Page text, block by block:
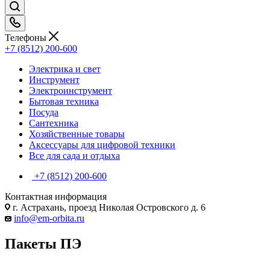
Телефоны
+7 (8512) 200-600
Электрика и свет
Инструмент
Электроинструмент
Бытовая техника
Посуда
Сантехника
Хозяйственные товары
Аксессуары для цифровой техники
Все для сада и отдыха
+7 (8512) 200-600
Контактная информация
г. Астрахань, проезд Николая Островского д. 6
info@em-orbita.ru
Пакеты ПЭ